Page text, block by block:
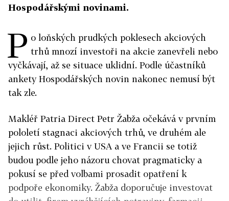
Hospodářskými novinami.
P o loňských prudkých poklesech akciových
trhů mnozí investoři na akcie zanevřeli nebo
vyčkávají, až se situace uklidní. Podle účastníků
ankety Hospodářských novin nakonec nemusí být
tak zle.
Makléř Patria Direct Petr Žabža očekává v prvním
pololetí stagnaci akciových trhů, ve druhém ale
jejich růst. Politici v USA a ve Francii se totiž
budou podle jeho názoru chovat pragmaticky a
pokusí se před volbami prosadit opatření k
podpoře ekonomiky. Žabža doporučuje investovat